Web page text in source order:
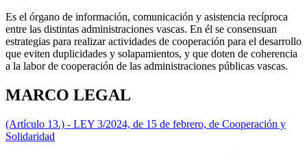
Es el órgano de información, comunicación y asistencia recíproca
entre las distintas administraciones vascas. En él se consensuan
estrategias para realizar actividades de cooperación para el desarrollo
que eviten duplicidades y solapamientos, y que doten de coherencia
a la labor de cooperación de las administraciones públicas vascas.
MARCO LEGAL
(Artículo 13.) - LEY 3/2024, de 15 de febrero, de Cooperación y
Solidaridad